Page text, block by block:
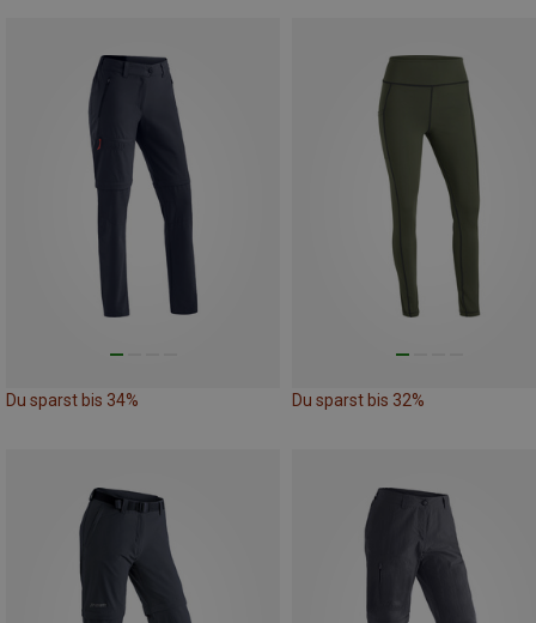
Du sparst bis 34% Du sparst bis 32%